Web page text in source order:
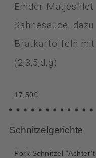
Emder
Sahnesauce,
Bratkartoffeln
(2,3,5,d,g)
17,50€
Schnitzelgerichte
Pork Schnitzel “Achter’t